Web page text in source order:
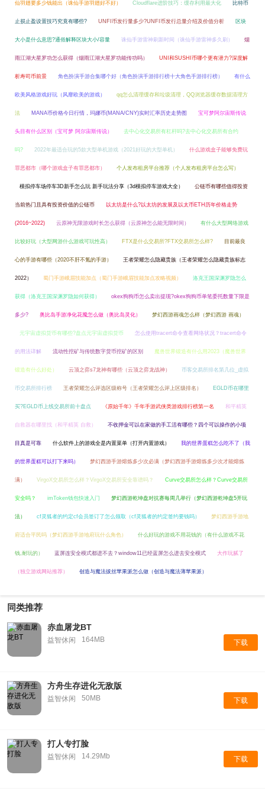
仙羽翅要多少钱能出（诛仙手游羽翅好不好） Cloudflare进阶技巧：缓存利用最大化 比特币
止损止盈设置技巧究竟有哪些? UNFI币发行量多少?UNFI币发行总量介绍及价值分析 区块
大小是什么意思?通俗解释区块大小/容量 诛仙手游雷神刷新时间（诛仙手游雷神多久刷） 烟
雨江湖大星罗功怎么获得（烟雨江湖大星罗功能传功吗） UNI和SUSHI币哪个更有潜力?深度解
析寿司币前景 角色扮演手游合集哪个好（角色扮演手游排行榜十大角色手游排行榜） 有什么
欧美风格游戏好玩（风靡欧美的游戏） qq怎么清理缓存和垃圾清理，QQ浏览器缓存数据清理方
法 MANA币价格今日行情，玛娜币(MANA/CNY)实时汇率历史走势图 宝可梦阿尔宙斯传说
头目有什么区别（宝可梦 阿尔宙斯传说） 去中心化交易所有杠杆吗?去中心化交易所有合约
吗? 2022年最适合玩的5款大型单机游戏（2021好玩的大型单机） 什么游戏盒子能够免费玩
罪恶都市（哪个游戏盒子有罪恶都市） 个人发布租房平台推荐（个人发布租房平台怎么写）
模拟停车场停车3D新手怎么玩 新手玩法分享（3d模拟停车游戏大全） 公链币有哪些值得投资
当前热门且具有投资价值的公链币 以太坊是什么?以太坊的发展及以太币ETH历年价格走势
(2016~2022) 云原神无限游戏时长怎么获得（云原神怎么能无限时间） 有什么大型网络游戏
比较好玩（大型网游什么游戏可玩性高） FTX是什么交易所?FTX交易所怎么样? 目前最良
心的手游有哪些（2020不肝不氪的手游） 王者荣耀怎么隐藏贵族（王者荣耀怎么隐藏贵族标志
2022） 蜀门手游峨眉技能加点（蜀门手游峨眉技能加点攻略视频） 洛克王国深渊罗隐怎么
获得（洛克王国深渊罗隐如何获得） okex狗狗币怎么卖出提现?okex狗狗币单笔委托数量下限是
多少? 奥比岛手游净化花魇怎么做（奥比岛灵化） 梦幻西游画魂怎么样（梦幻西游 画魂）
元宇宙虚拟货币有哪些?盘点元宇宙虚拟货币 怎么使用tracert命令查看网络状况？tracert命令
的用法详解 流动性挖矿与传统数字货币挖矿的区别 魔兽世界锻造有什么用2023（魔兽世界
锻造有什么好处） 云顶之弈s7龙神有哪些（云顶之弈龙战神） 币客交易所排名第几位_虚拟
币交易所排行榜 王者荣耀怎么评选区级称号（王者荣耀怎么评上区级排名） EGLD币在哪里
买?EGLD币上线交易所前十盘点 《原始千年》千年手游武侠类游戏排行榜第一名 和平精英
自救器在哪里找（和平精英 自救） 不收押金可以在家做的手工活有哪些？四个可以操作的小项
目真是可靠 什么软件上的游戏全是内置菜单（打开内置游戏） 我的世界蛋糕怎么吃不了（我
的世界蛋糕可以打下来吗） 梦幻西游手游熔炼多少次必满（梦幻西游手游熔炼多少次才能熔炼
满） VirgoX交易所怎么样？VirgoX交易所安全靠谱吗？ Curve交易所怎么样？Curve交易所
安全吗？ imToken钱包快速入门 梦幻西游乾坤盘对抗赛每周几举行（梦幻西游乾坤盘5开玩
法） cf灵狐者的约定cf会员签订了怎么领取（cf灵狐者的约定签约要钱吗） 梦幻西游手游地
府适合平民吗（梦幻西游手游地府玩什么角色） 什么好玩的游戏不用花钱的（有什么游戏不花
钱,耐玩的） 蓝屏连安全模式都进不去？window11已经蓝屏怎么进去安全模式 大作玩腻了
（独立游戏网站推荐） 创造与魔法拔丝苹果派怎么做（创造与魔法薄苹果派）
同类推荐
赤血屠龙BT
益智休闲 164MB 下载
方舟生存进化无敌版
益智休闲 50MB 下载
打人专打脸
益智休闲 14.29Mb 下载